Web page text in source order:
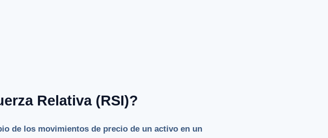
Relativa (RSI)?
de los movimientos de precio de un activo en un